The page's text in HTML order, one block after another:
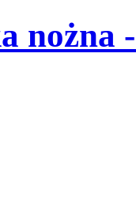
nożna